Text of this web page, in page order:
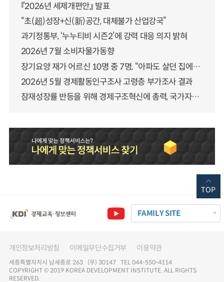
『2026년 세제개편안』 발표
“초(超)성장+신(新)공간, 대체불가 산업강국”
과기정통부, ‘누누티비 시즌2’에 강력 대응 의지 밝혀
2026년 7월 소비자물가동향
장기요양 재가 어르신 10명 중 7명, “아파도 살던 집에서 살겠다” 「2025년 장기요양실태조사」 결과 발표
2026년 5월 경제활동인구조사 고령층 부가조사 결과
잠재성장률 반등을 위해 경제구조혁신에 총력, 국가자산 관리체계 대전환
FAMILY SITE
개인정보처리방침 이메일무단수집거부 이용약관
세종특별자치시 남세종로 263 (우) 30147 TEL 044-550-4114
COPYRIGHT © 2019 KOREA DEVELOPMENT INSTITUTE. ALL RIGHTS
RESERVED.
TOP